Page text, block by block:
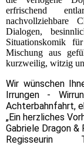
erfrischend
nachvollziehbare
Dialogen,
Situationskomik
Mischung aus
kurzweilig, witzig
Wir wünschen
Irrungen -
Achterbahnfahrt,
„Ein herzliches
Gabriele Dragon
Regisseurin